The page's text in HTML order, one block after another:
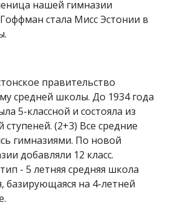
нашей гимназии
стала Мисс Эстонии в
правительство
средней школы. До 1934 года
5-классной и состояла из
(2+3) Все средние
гимназиями. По новой
добавляли 12 класс.
- 5 летняя средняя школа
базирующаяся на 4-летней